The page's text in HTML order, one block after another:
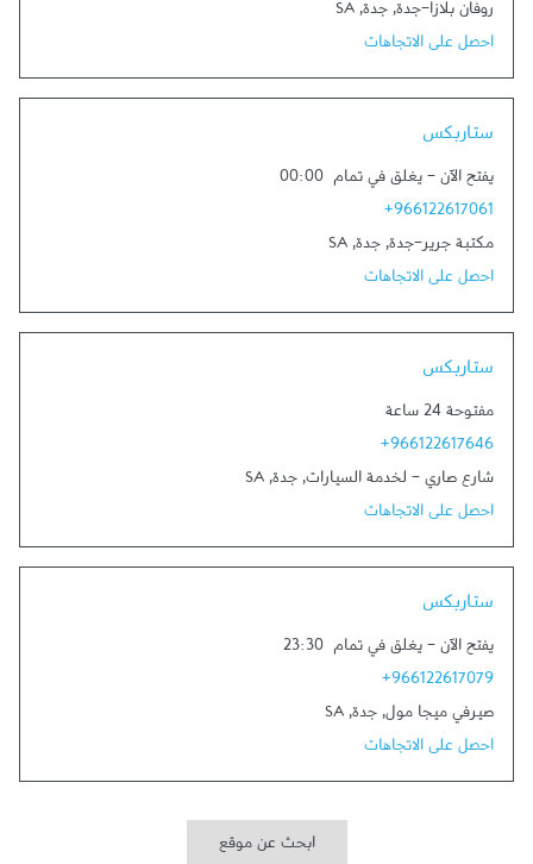
روفان بلازا-جدة, جدة,
SA
احصل على الاتجاهات
ستاربكس
يفتح الآن - يغلق في تمام 00:00
+966122617061
مكتبة جرير-جدة, جدة,
SA
احصل على الاتجاهات
ستاربكس
مفتوحة 24 ساعة
+966122617646
شارع صاري - لخدمة السيارات, جدة,
SA
احصل على الاتجاهات
ستاربكس
يفتح الآن - يغلق في تمام 23:30
+966122617079
صيرفي ميجا مول, جدة,
SA
احصل على الاتجاهات
ابحث عن موقع